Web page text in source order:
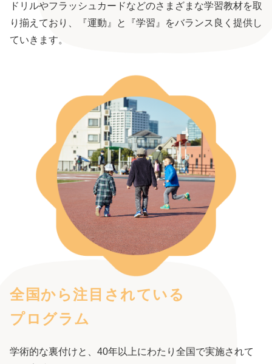
ドリルやフラッシュカードなどのさまざまな学習教材を取
り揃えており、『運動』と『学習』をバランス良く提供し
ていきます。
全国から注目されている
プログラム
学術的な裏付けと、40年以上にわたり全国で実施されて